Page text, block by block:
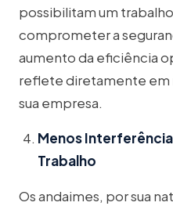
possibilitam um
comprometer a
aumento da eficiência
reflete diretamente em
sua empresa.
Menos
Trabalho
Os andaimes, por sua